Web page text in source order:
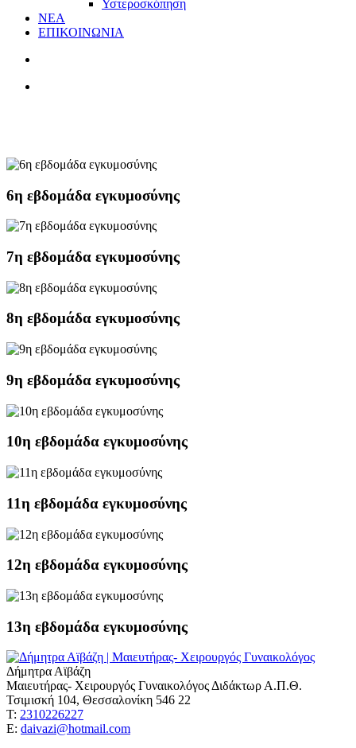
Υστεροσκόπηση
ΝΕΑ
ΕΠΙΚΟΙΝΩΝΙΑ
6η εβδομάδα εγκυμοσύνης
7η εβδομάδα εγκυμοσύνης
8η εβδομάδα εγκυμοσύνης
9η εβδομάδα εγκυμοσύνης
10η εβδομάδα εγκυμοσύνης
11η εβδομάδα εγκυμοσύνης
12η εβδομάδα εγκυμοσύνης
13η εβδομάδα εγκυμοσύνης
Δήμητρα Αϊβάζη
Μαιευτήρας- Χειρουργός Γυναικολόγος Διδάκτωρ Α.Π.Θ.
Τσιμισκή 104, Θεσσαλονίκη 546 22
Τ: 2310226227
Ε: daivazi@hotmail.com